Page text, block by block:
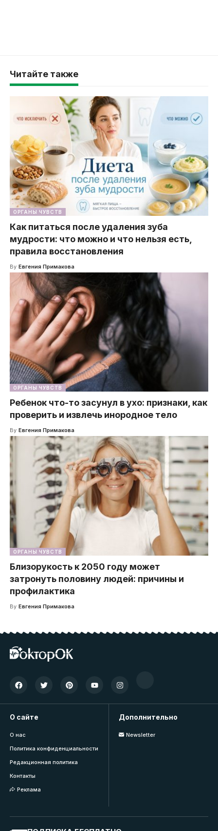
Читайте также
ОРГАНЫ ЧУВСТВ
Как питаться после удаления зуба
мудрости: что можно и что нельзя есть,
правила восстановления
By Евгения Примакова
ОРГАНЫ ЧУВСТВ
Ребенок что-то засунул в ухо: признаки, как
проверить и извлечь инородное тело
By Евгения Примакова
ОРГАНЫ ЧУВСТВ
Близорукость к 2050 году может
затронуть половину людей: причины и
профилактика
By Евгения Примакова
О сайте
О нас
Политика конфиденциальности
Редакционная политика
Контакты
Реклама
Дополнительно
Newsletter